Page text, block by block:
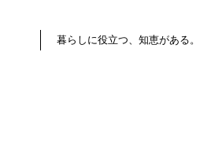
暮らしに役立つ、知恵がある。